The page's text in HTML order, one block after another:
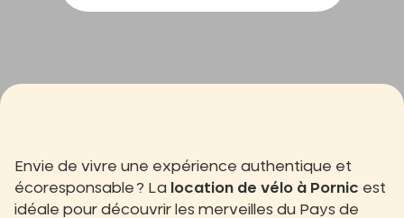
Envie de vivre une expérience authentique et
écoresponsable ? La
location de vélo à Pornic est
idéale pour découvrir les merveilles du Pays de